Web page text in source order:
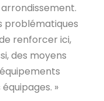
problématiques
renforcer ici,
des moyens
»